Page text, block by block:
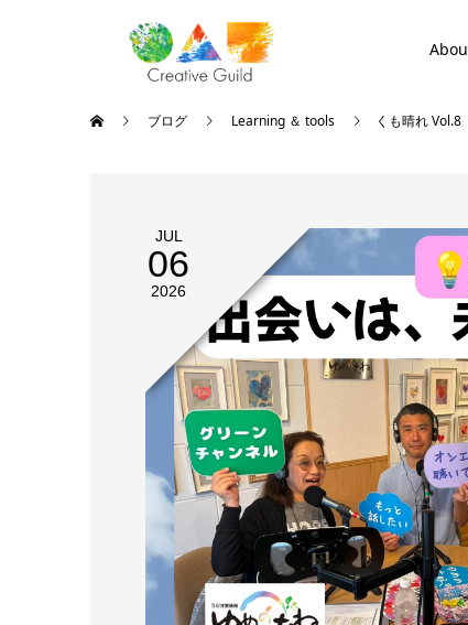
ブログ Learning ＆ tools くも晴れ
JUL
06
2026